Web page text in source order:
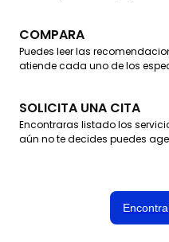
COMPARA
Puedes leer las
atiende cada uno de los
SOLICITA UNA CITA
Encontraras listado los
aún no te decides puedes